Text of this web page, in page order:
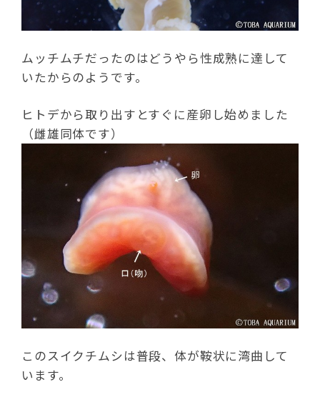
ムッチムチだったのはどうやら性成熟に達して
いたからのようです。
ヒトデから取り出すとすぐに産卵し始めました
（雌雄同体です）
このスイクチムシは普段、体が鞍状に湾曲して
います。